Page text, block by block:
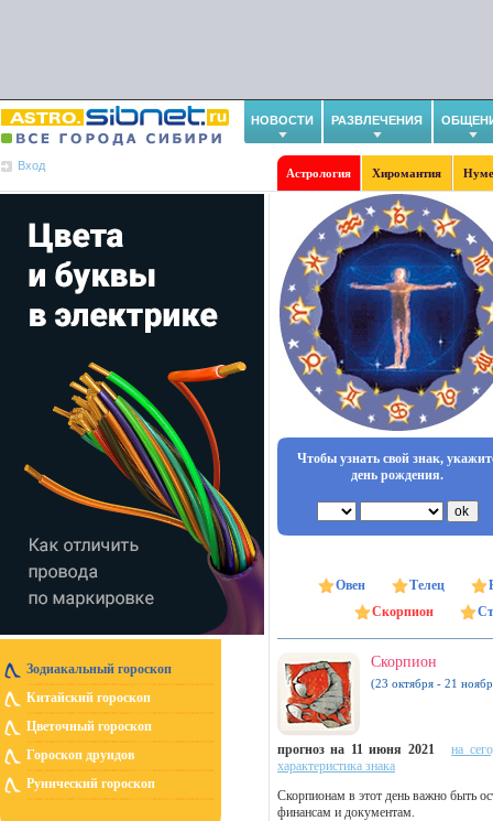
НОВОСТИ РАЗВЛЕЧЕНИЯ
Вход
Астрология Хиромантия
Зодиакальный гороскоп
Китайский гороскоп
Цветочный гороскоп
Гороскоп друидов
Рунический гороскоп
Чтобы узнать свой знак,
день рождения.
Овен Телец
Скорпион
Скорпион
(23 октября - 21
прогноз на 11 июня 2021
на
характеристика знака
Скорпионам в этот день важно быть
финансам и документам.